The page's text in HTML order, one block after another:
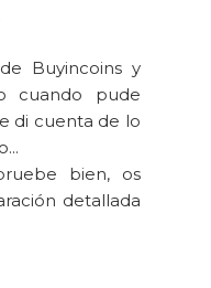
Buyincoins y
cuando pude
di cuenta de lo
bien, os
detallada